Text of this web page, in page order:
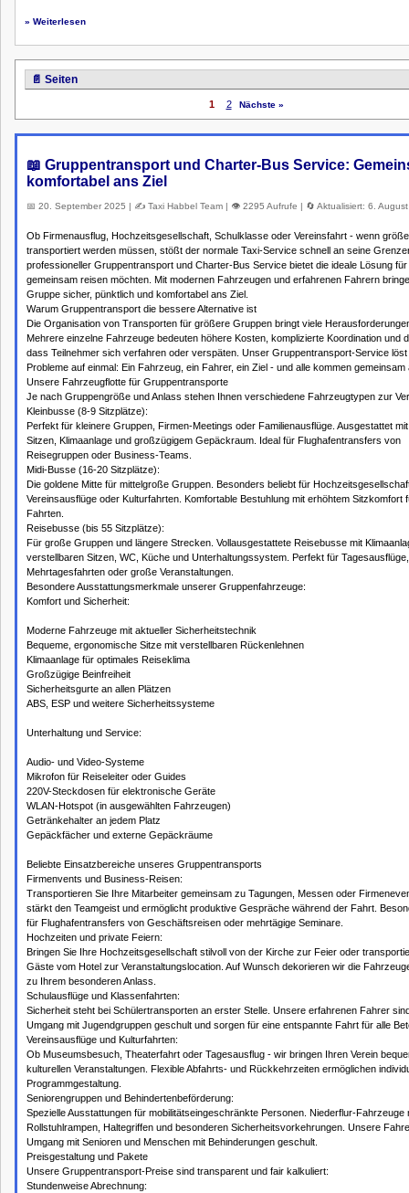
» Weiterlesen
📄 Seiten
1 2 Nächste »
📖 Gruppentransport und Charter-Bus Service:
komfortabel ans Ziel
📅 20. September 2025 | ✍️ Taxi Habbel Team | 👁️ 2295 Aufrufe | 🔄 Aktualisiert: 6.
Ob Firmenausflug, Hochzeitsgesellschaft, Schulklasse oder Vereinsfahrt - wenn
transportiert werden müssen, stößt der normale Taxi-Service schnell an seine
professioneller Gruppentransport und Charter-Bus Service bietet die ideale Lösung für
gemeinsam reisen möchten. Mit modernen Fahrzeugen und erfahrenen Fahrern
Gruppe sicher, pünktlich und komfortabel ans Ziel.
Warum Gruppentransport die bessere Alternative ist
Die Organisation von Transporten für größere Gruppen bringt viele
Mehrere einzelne Fahrzeuge bedeuten höhere Kosten, komplizierte Koordination und
dass Teilnehmer sich verfahren oder verspäten. Unser Gruppentransport-Service löst
Probleme auf einmal: Ein Fahrzeug, ein Fahrer, ein Ziel - und alle kommen gemeinsam
Unsere Fahrzeugflotte für Gruppentransporte
Je nach Gruppengröße und Anlass stehen Ihnen verschiedene Fahrzeugtypen zur
Kleinbusse (8-9 Sitzplätze):
Perfekt für kleinere Gruppen, Firmen-Meetings oder Familienausflüge. Ausgestattet
Sitzen, Klimaanlage und großzügigem Gepäckraum. Ideal für Flughafentransfers von
Reisegruppen oder Business-Teams.
Midi-Busse (16-20 Sitzplätze):
Die goldene Mitte für mittelgroße Gruppen. Besonders beliebt für
Vereinsausflüge oder Kulturfahrten. Komfortable Bestuhlung mit erhöhtem Sitzkomfort
Fahrten.
Reisebusse (bis 55 Sitzplätze):
Für große Gruppen und längere Strecken. Vollausgestattete Reisebusse mit
verstellbaren Sitzen, WC, Küche und Unterhaltungssystem. Perfekt für Tagesausflüge,
Mehrtagesfahrten oder große Veranstaltungen.
Besondere Ausstattungsmerkmale unserer Gruppenfahrzeuge:
Komfort und Sicherheit:
Moderne Fahrzeuge mit aktueller Sicherheitstechnik
Bequeme, ergonomische Sitze mit verstellbaren Rückenlehnen
Klimaanlage für optimales Reiseklima
Großzügige Beinfreiheit
Sicherheitsgurte an allen Plätzen
ABS, ESP und weitere Sicherheitssysteme
Unterhaltung und Service:
Audio- und Video-Systeme
Mikrofon für Reiseleiter oder Guides
220V-Steckdosen für elektronische Geräte
WLAN-Hotspot (in ausgewählten Fahrzeugen)
Getränkehalter an jedem Platz
Gepäckfächer und externe Gepäckräume
Beliebte Einsatzbereiche unseres Gruppentransports
Firmenvents und Business-Reisen:
Transportieren Sie Ihre Mitarbeiter gemeinsam zu Tagungen, Messen oder
stärkt den Teamgeist und ermöglicht produktive Gespräche während der Fahrt.
für Flughafentransfers von Geschäftsreisen oder mehrtägige Seminare.
Hochzeiten und private Feiern:
Bringen Sie Ihre Hochzeitsgesellschaft stilvoll von der Kirche zur Feier oder
Gäste vom Hotel zur Veranstaltungslocation. Auf Wunsch dekorieren wir die
zu Ihrem besonderen Anlass.
Schulausflüge und Klassenfahrten:
Sicherheit steht bei Schülertransporten an erster Stelle. Unsere erfahrenen Fahrer
Umgang mit Jugendgruppen geschult und sorgen für eine entspannte Fahrt für alle
Vereinsausflüge und Kulturfahrten:
Ob Museumsbesuch, Theaterfahrt oder Tagesausflug - wir bringen Ihren Verein
kulturellen Veranstaltungen. Flexible Abfahrts- und Rückkehrzeiten ermöglichen
Programmgestaltung.
Seniorengruppen und Behindertenbeförderung:
Spezielle Ausstattungen für mobilitätseingeschränkte Personen. Niederflur-Fahrzeuge
Rollstuhlrampen, Haltegriffen und besonderen Sicherheitsvorkehrungen. Unsere
Umgang mit Senioren und Menschen mit Behinderungen geschult.
Preisgestaltung und Pakete
Unsere Gruppentransport-Preise sind transparent und fair kalkuliert:
Stundenweise Abrechnung: